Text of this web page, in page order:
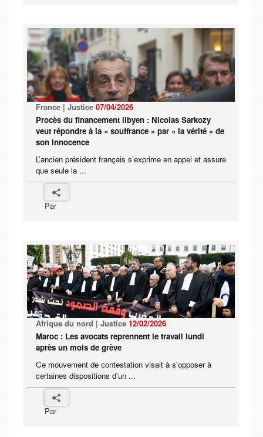
France | Justice 07/04/2026
Procès du financement libyen : Nicolas Sarkozy
veut répondre à la « souffrance » par « la vérité » de
son innocence
L’ancien président français s’exprime en appel et assure
que seule la ...
Par
Afrique du nord | Justice 12/02/2026
Maroc : Les avocats reprennent le travail lundi
après un mois de grève
Ce mouvement de contestation visait à s'opposer à
certaines dispositions d'un ...
Par